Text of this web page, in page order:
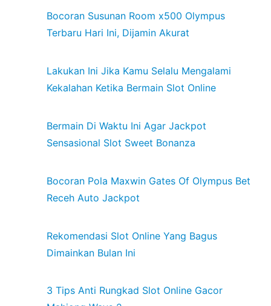
Bocoran Susunan Room x500 Olympus
Terbaru Hari Ini, Dijamin Akurat
Lakukan Ini Jika Kamu Selalu Mengalami
Kekalahan Ketika Bermain Slot Online
Bermain Di Waktu Ini Agar Jackpot
Sensasional Slot Sweet Bonanza
Bocoran Pola Maxwin Gates Of Olympus Bet
Receh Auto Jackpot
Rekomendasi Slot Online Yang Bagus
Dimainkan Bulan Ini
3 Tips Anti Rungkad Slot Online Gacor